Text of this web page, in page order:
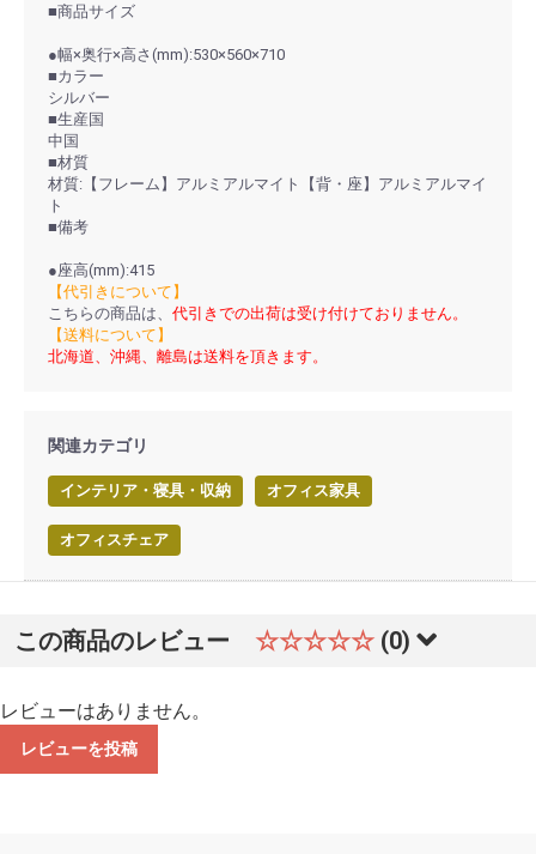
■商品サイズ
●幅×奥行×高さ(mm):530×560×710
■カラー
シルバー
■生産国
中国
■材質
材質:【フレーム】アルミアルマイト【背・座】アルミアルマイ
ト
■備考
●座高(mm):415
【代引きについて】
こちらの商品は、 代引きでの出荷は受け付けておりません。
【送料について】
北海道、沖縄、離島は送料を頂きます。
関連カテゴリ
インテリア・寝具・収納 オフィス家具
オフィスチェア
この商品のレビュー ☆☆☆☆☆ (0)
レビューはありません。
レビューを投稿